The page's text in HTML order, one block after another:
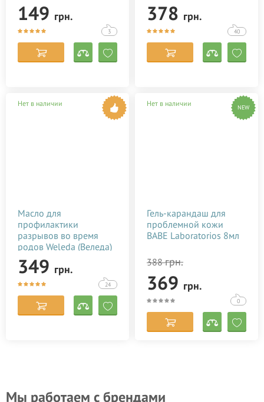
149 грн.
3
378 грн.
40
Нет в наличии
Масло для
профилактики
разрывов во время
родов Weleda (Веледа)
50 мл
349 грн.
24
Нет в наличии NEW
Гель-карандаш для
проблемной кожи
BABE Laboratorios 8мл
388грн.
369 грн.
0
Мы работаем с брендами